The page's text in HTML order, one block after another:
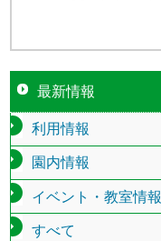
最新情報
利用情報
園内情報
イベント・教室情報
すべて